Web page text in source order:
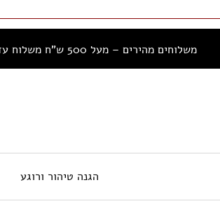
משלוחים מהירים – מעל 500 ש”ח משלוח עד הבית בחינם
הגנה טיהור ורוגע